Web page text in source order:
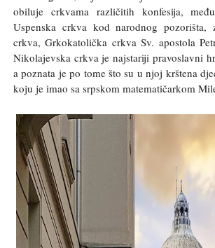
obiluje crkvama različitih konfesija,
Uspenska crkva kod narodnog pozorišta,
crkva, Grkokatolička crkva Sv. apostola
Nikolajevska crkva je najstariji pravoslavni
a poznata je po tome što su u njoj krštena
koju je imao sa srpskom matematičarkom